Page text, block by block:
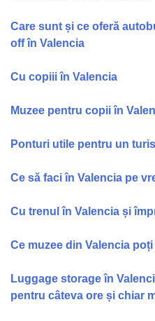
Care sunt și ce oferă
off în Valencia
Cu copiii în Valencia
Muzee pentru copii în
Ponturi utile pentru un
Ce să faci în Valencia pe
Cu trenul în Valencia și
Ce muzee din Valencia
Luggage storage în
pentru câteva ore și chiar